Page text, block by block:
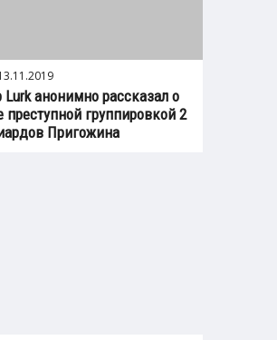
Lurk анонимно рассказал о
преступной группировкой 2
Пригожина